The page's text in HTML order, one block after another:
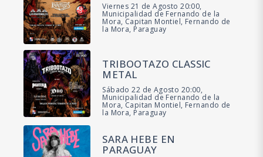
Viernes 21 de Agosto 20:00,
Municipalidad de Fernando de la
Mora, Capitan Montiel, Fernando de
la Mora, Paraguay
TRIBOOTAZO CLASSIC
METAL
Sábado 22 de Agosto 20:00,
Municipalidad de Fernando de la
Mora, Capitan Montiel, Fernando de
la Mora, Paraguay
SARA HEBE EN
PARAGUAY